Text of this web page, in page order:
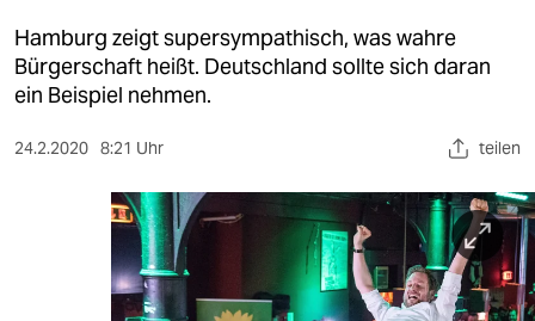
kultur
sport
berlin
wahrheit
Hamburg zeigt supersympathisch, was wahre
Bürgerschaft heißt. Deutschland sollte sich daran
ein Beispiel nehmen.
24.2.2020 8:21 Uhr teilen